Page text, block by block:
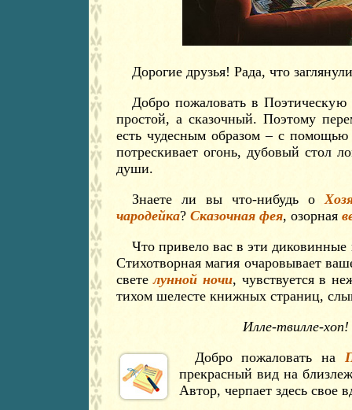
Дорогие друзья! Рада, что
Добро пожаловать в
простой, а сказочный. Поэтому
есть чудесным образом – с
потрескивает огонь, дубовый стол
души.
Знаете ли вы что-нибудь о
чародейка? Сказочная фея, озорная
Что привело вас в эти
Стихотворная магия очаровывает
светелунной ночи, чувствуется в
тихом шелесте книжных страниц,
Илле-твилле-
Добро пожаловать на
прекрасный вид на
Автор, черпает здесь свое